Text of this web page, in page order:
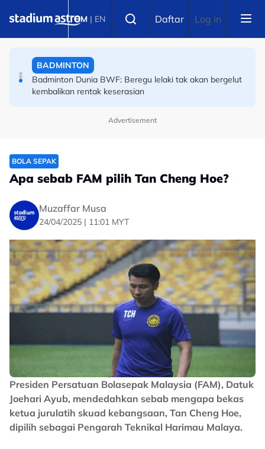
BM | EN Daftar Log in
Badminton Dunia BWF: Beregu lelaki tak akan bergelut
BOLA SEPAK
Badminton Dunia BWF: Malaysia harus berdepan realiti
pahit
Advertisement
BOLA SEPAK
Apa sebab FAM pilih Tan Cheng Hoe?
Muzaffar Musa
24/04/2025 | 11:01 MYT
Presiden Persatuan Bolasepak Malaysia (FAM), Datuk
Joehari Ayub, mendedahkan sebab mengapa bekas
ketua jurulatih skuad kebangsaan, Tan Cheng Hoe,
dipilih sebagai Pengarah Teknikal Harimau Malaya.